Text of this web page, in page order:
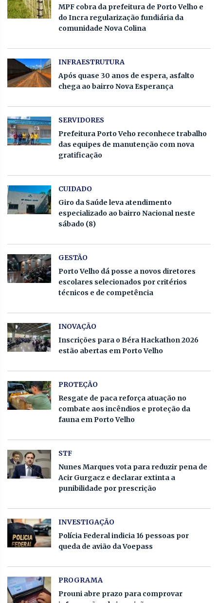
MPF cobra da prefeitura de Porto Velho e
do Incra regularização fundiária da
comunidade Nova Colina
INFRAESTRUTURA
Após quase 30 anos de espera, asfalto
chega ao bairro Nova Esperança
SERVIDORES
Prefeitura Porto Veho reconhece trabalho
das equipes de manutenção com nova
gratificação
CUIDADO
Giro da Saúde leva atendimento
especializado ao bairro Nacional neste
sábado (8)
GESTÃO
Porto Velho dá posse a novos diretores
escolares selecionados por critérios
técnicos e de competência
INOVAÇÃO
Inscrições para o Béra Hackathon 2026
estão abertas em Porto Velho
PROTEÇÃO
Resgate de paca reforça atuação no
combate aos incêndios e proteção da
fauna em Porto Velho
STF
Nunes Marques vota para reduzir pena de
Acir Gurgacz e declarar extinta a
punibilidade por prescrição
INVESTIGAÇÃO
Polícia Federal indicia 16 pessoas por
queda de avião da Voepass
PROGRAMA
Prouni abre prazo para comprovar